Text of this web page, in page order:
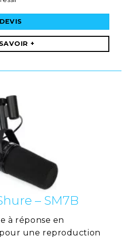
DEVIS
+
– SM7B
à réponse en
une reproduction